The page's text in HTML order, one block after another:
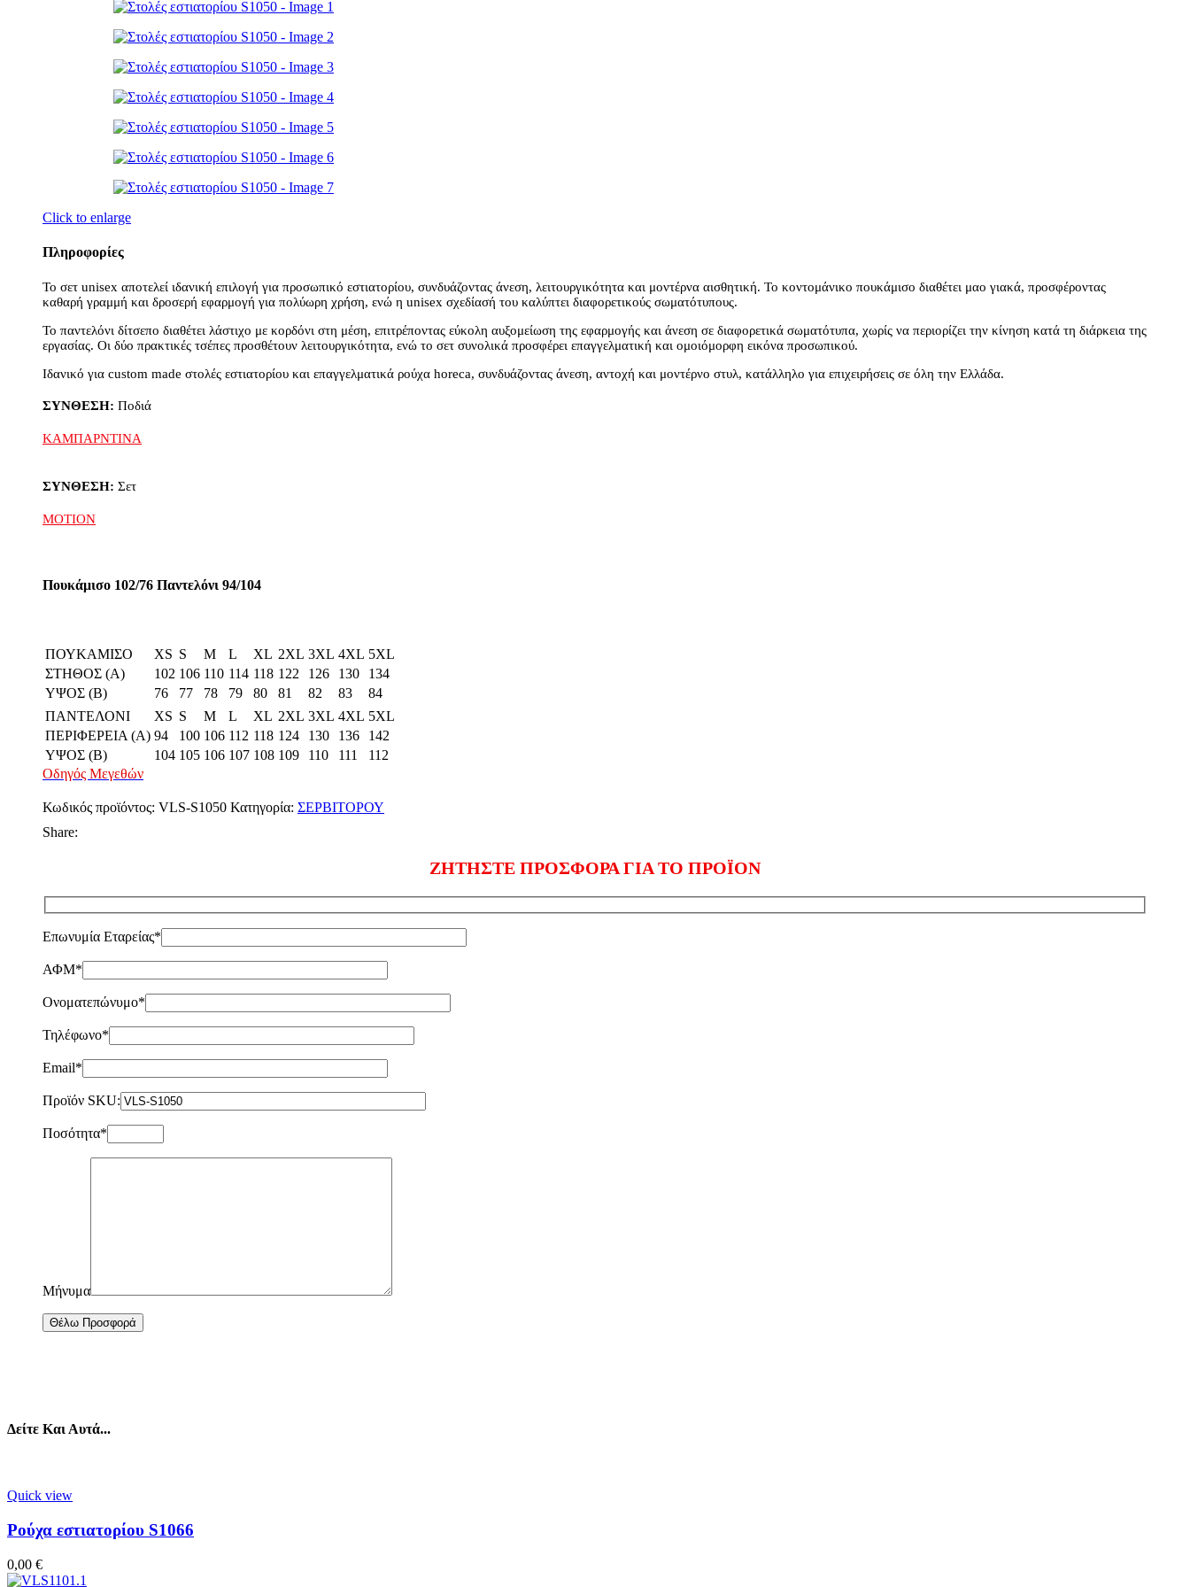
Click to enlarge
Πληροφορίες
Το σετ unisex αποτελεί ιδανική επιλογή για προσωπικό εστιατορίου, συνδυάζοντας άνεση, λειτουργικότητα και μοντέρνα αισθητική. Το κοντομάνικο πουκάμισο διαθέτει μαο γιακά, προσφέροντας
καθαρή γραμμή και δροσερή εφαρμογή για πολύωρη χρήση, ενώ η unisex σχεδίασή του καλύπτει διαφορετικούς σωματότυπους.
Το παντελόνι δίτσεπο διαθέτει λάστιχο με κορδόνι στη μέση, επιτρέποντας εύκολη αυξομείωση της εφαρμογής και άνεση σε διαφορετικά σωματότυπα, χωρίς να περιορίζει την κίνηση κατά τη διάρκεια της
εργασίας. Οι δύο πρακτικές τσέπες προσθέτουν λειτουργικότητα, ενώ το σετ συνολικά προσφέρει επαγγελματική και ομοιόμορφη εικόνα προσωπικού.
Ιδανικό για custom made στολές εστιατορίου και επαγγελματικά ρούχα horeca, συνδυάζοντας άνεση, αντοχή και μοντέρνο στυλ, κατάλληλο για επιχειρήσεις σε όλη την Ελλάδα.
ΣΥΝΘΕΣΗ: Ποδιά
ΚΑΜΠΑΡΝΤΙΝΑ
ΣΥΝΘΕΣΗ: Σετ
MOTION
Πουκάμισο 102/76 Παντελόνι 94/104
ΠΟΥΚΑΜΙΣΟ XS S M L XL 2XL 3XL 4XL 5XL
ΣΤΗΘΟΣ (Α)
102 106 110 114 118 122 126 130
134
ΥΨΟΣ (Β)
76 77 78 79 80 81 82 83
84
ΠΑΝΤΕΛΟΝΙ
XS S M L XL 2XL 3XL 4XL 5XL
ΠΕΡΙΦΕΡΕΙΑ (Α) 94 100 106 112 118 124 130 136
142
ΥΨΟΣ (Β)
104 105 106 107 108 109 110 111
112
Οδηγός Μεγεθών
Κωδικός προϊόντος: VLS-S1050 Κατηγορία: ΣΕΡΒΙΤΟΡΟΥ
Share:
ΖΗΤΗΣΤΕ ΠΡΟΣΦΟΡΑ ΓΙΑ ΤΟ ΠΡΟΪΟΝ
Επωνυμία Εταρείας*
ΑΦΜ*
Ονοματεπώνυμο*
Τηλέφωνο*
Email*
Προϊόν SKU:
Ποσότητα*
Μήνυμα
Δείτε Και Αυτά...
Quick view
Ρούχα εστιατορίου S1066
0,00 €